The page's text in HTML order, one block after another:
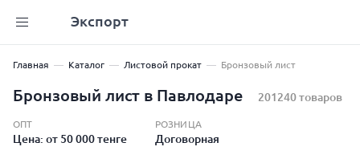
Экспорт
Главная Каталог Листовой прокат Бронзовый лист
Бронзовый лист в Павлодаре 201240 товаров
ОПТ
Цена: от 50 000 тенге
РОЗНИЦА
Договорная